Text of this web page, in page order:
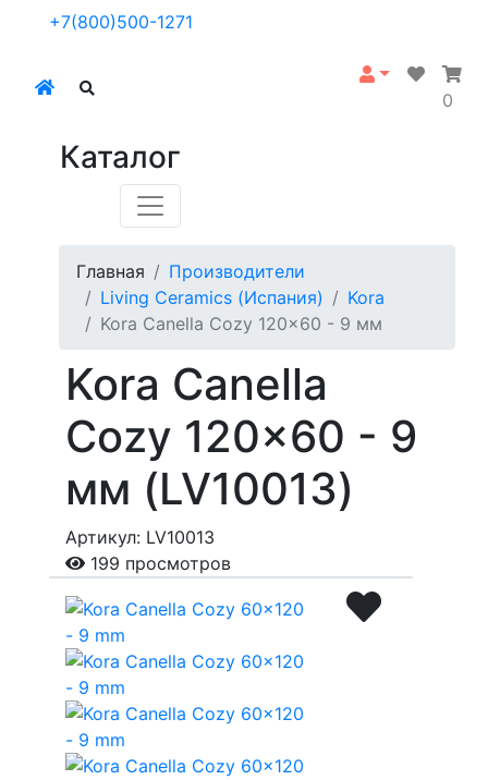
+7(800)500-1271
0
Каталог
Главная
Производители
Living Ceramics (Испания)
Kora
Kora Canella Cozy 120x60 - 9 мм
Kora Canella
Cozy 120x60 - 9
мм (LV10013)
Артикул: LV10013
199 просмотров